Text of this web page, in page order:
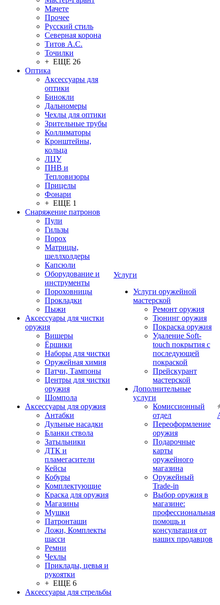
Мачете
Прочее
Русский стиль
Северная корона
Титов А.С.
Точилки
+ ЕЩЕ 26
Оптика
Аксессуары для
оптики
Бинокли
Дальномеры
Чехлы для оптики
Зрительные трубы
Коллиматоры
Кронштейны,
кольца
ЛЦУ
ПНВ и
Тепловизоры
Прицелы
Фонари
+ ЕЩЕ 1
Снаряжение патронов
Пули
Гильзы
Порох
Матрицы,
шеллхолдеры
Капсюли
Оборудование и
инструменты
Пороховницы
Прокладки
Пыжи
Аксессуары для чистки
оружия
Вишеры
Ёршики
Наборы для чистки
Оружейная химия
Патчи, Тампоны
Центры для чистки
оружия
Шомпола
Аксессуары для оружия
Антабки
Дульные насадки
Бланки ствола
Затыльники
ДТК и
пламегасители
Кейсы
Кобуры
Комплектующие
Краска для оружия
Магазины
Мушки
Патронташи
Ложи, Комплекты
шасси
Ремни
Чехлы
Приклады, цевья и
рукоятки
+ ЕЩЕ 6
Аксессуары для стрельбы
Услуги
Услуги оружейной
мастерской
Ремонт оружия
Тюнинг оружия
Покраска оружия
Удаление Soft-
touch покрытия с
последующей
покраской
Прейскурант
мастерской
Дополнительные
услуги
Комиссионный
отдел
Переоформление
оружия
Подарочные
карты
оружейного
магазина
Оружейный
Trade-in
Выбор оружия в
магазине:
профессиональная
помощь и
консультация от
наших продавцов